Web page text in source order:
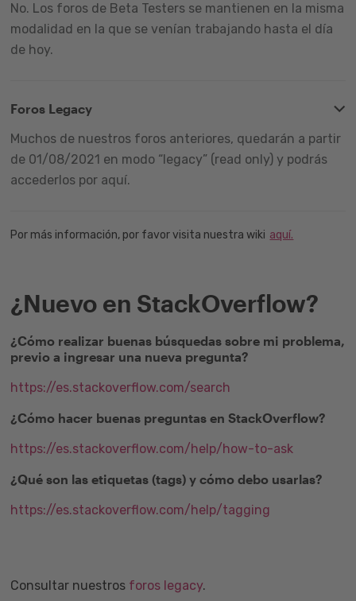
No. Los foros de Beta Testers se mantienen en la misma
modalidad en la que se venían trabajando hasta el día
de hoy.
Foros Legacy
Muchos de nuestros foros anteriores, quedarán a partir
de 01/08/2021 en modo “legacy” (read only) y podrás
accederlos por aquí.
Por más información, por favor visita nuestra wiki aquí.
¿Nuevo en StackOverflow?
¿Cómo realizar buenas búsquedas sobre mi problema,
previo a ingresar una nueva pregunta?
https://es.stackoverflow.com/search
¿Cómo hacer buenas preguntas en StackOverflow?
https://es.stackoverflow.com/help/how-to-ask
¿Qué son las etiquetas (tags) y cómo debo usarlas?
https://es.stackoverflow.com/help/tagging
Consultar nuestros foros legacy.